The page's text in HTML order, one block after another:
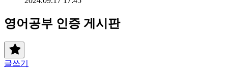
영어공부 인증 게시판
글쓰기